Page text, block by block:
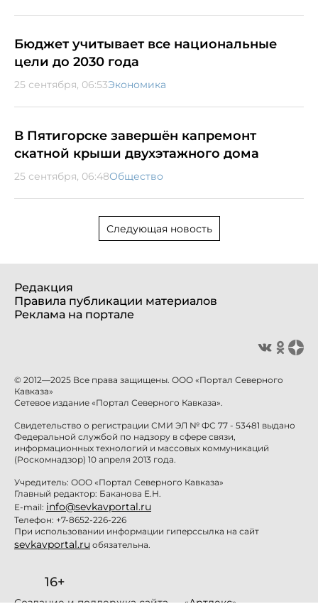
Бюджет учитывает все национальные
цели до 2030 года
25 сентября, 06:53Экономика
В Пятигорске завершён капремонт
скатной крыши двухэтажного дома
25 сентября, 06:48Общество
Следующая новость
Редакция
Правила публикации материалов
Реклама на портале
© 2012—2025 Все права защищены. ООО «Портал Северного
Кавказа»
Сетевое издание «Портал Северного Кавказа».
Свидетельство о регистрации СМИ ЭЛ № ФС 77 - 53481 выдано
Федеральной службой по надзору в сфере связи,
информационных технологий и массовых коммуникаций
(Роскомнадзор) 10 апреля 2013 года.
Учредитель: ООО «Портал Северного Кавказа»
Главный редактор: Баканова Е.Н.
E-mail: info@sevkavportal.ru
Телефон: +7-8652-226-226
При использовании информации гиперссылка на сайт
sevkavportal.ru обязательна.
16+
Создание и поддержка сайта — «Артлекс»